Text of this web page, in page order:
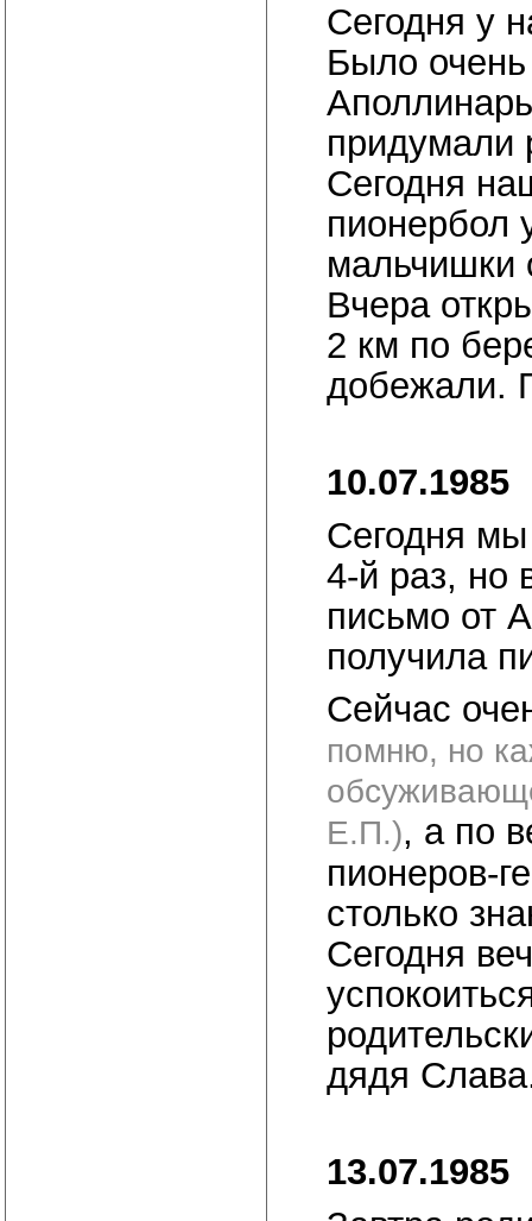
Сегодня у
Было
придумали
Сегодня
пионербол
мальчишки
Вчера
2 км по
добежали.
10.07.1985
Сегодня
4-й раз, но
письмо от
получила
Сейчас
помню, но
Е.П.), а по
пионеров-
столько
Сегодня
дядя
13.07.1985